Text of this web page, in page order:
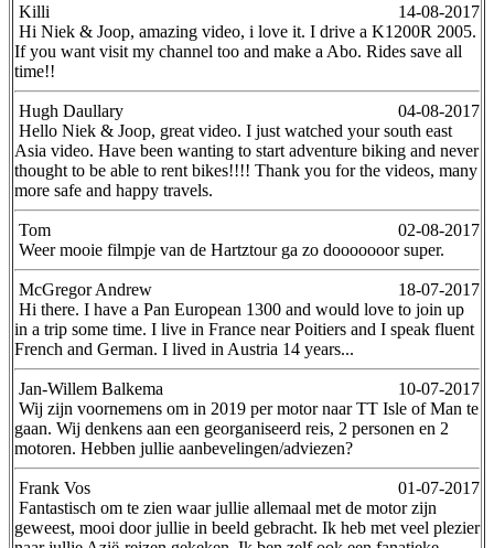
Killi
14-08-2017
Hi Niek & Joop, amazing video, i love it. I drive a K1200R 2005.
If you want visit my channel too and make a Abo. Rides save all
time!!
Hugh Daullary
04-08-2017
Hello Niek & Joop, great video. I just watched your south east
Asia video. Have been wanting to start adventure biking and never
thought to be able to rent bikes!!!! Thank you for the videos, many
more safe and happy travels.
Tom
02-08-2017
Weer mooie filmpje van de Hartztour ga zo dooooooor super.
McGregor Andrew
18-07-2017
Hi there. I have a Pan European 1300 and would love to join up
in a trip some time. I live in France near Poitiers and I speak fluent
French and German. I lived in Austria 14 years...
Jan-Willem Balkema
10-07-2017
Wij zijn voornemens om in 2019 per motor naar TT Isle of Man te
gaan. Wij denkens aan een georganiseerd reis, 2 personen en 2
motoren. Hebben jullie aanbevelingen/adviezen?
Frank Vos
01-07-2017
Fantastisch om te zien waar jullie allemaal met de motor zijn
geweest, mooi door jullie in beeld gebracht. Ik heb met veel plezier